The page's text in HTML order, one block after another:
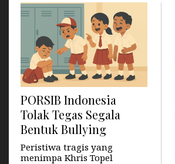
PORSIB Indonesia
Tolak Tegas Segala
Bentuk Bullying
Peristiwa tragis yang
menimpa Khris Topel